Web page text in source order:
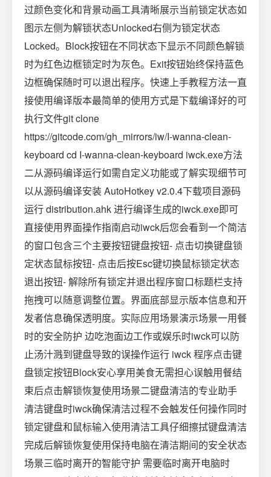
过颜色变化和背景动画工具清晰展示当前锁定状态如
图示左侧为解锁状态Unlocked右侧为锁定状态
Locked。Block按钮在不同状态下显示不同颜色解锁
时为红色边框锁定时为灰色。Exit按钮始终保持蓝色
边框确保随时可以退出程序。快速上手教程方法一直
接使用编译版本最简单的使用方式是下载编译好的可
执行文件git clone
https://gitcode.com/gh_mirrors/iw/I-wanna-clean-
keyboard cd I-wanna-clean-keyboard iwck.exe方法
二从源码编译运行如需自定义功能或了解实现细节可
以从源码编译安装 AutoHotkey v2.0.4下载项目源码
运行 distribution.ahk 进行编译生成的iwck.exe即可
直接使用界面操作指南启动iwck后您会看到一个简洁
的窗口包含三个主要按钮键盘按钮- 点击切换键盘锁
定状态鼠标按钮- 点击后按Esc键切换鼠标锁定状态
退出按钮- 解除所有锁定并退出程序窗口标题栏支持
拖拽可以随意调整位置。界面底部显示版本信息和开
发者信息确保透明度。实际应用场景演示场景一用餐
时的安全防护 边吃泡面边工作或娱乐时iwck可以防
止汤汁溅到键盘导致的误操作运行 iwck 程序点击键
盘锁定按钮Block安心享用美食无需担心误触用餐结
束后点击解锁恢复使用场景二键盘清洁的专业助手
清洁键盘时iwck确保清洁过程不会触发任何操作同时
锁定键盘和鼠标输入使用清洁工具仔细擦拭键盘清洁
完成后解锁恢复使用保持电脑在清洁期间的安全状态
场景三临时离开的智能守护 需要临时离开电脑时